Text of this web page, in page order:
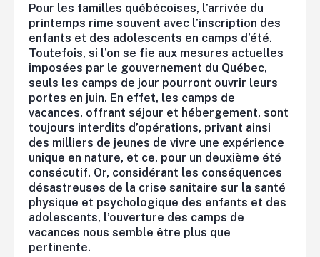
Pour les familles québécoises, l’arrivée du
printemps rime souvent avec l’inscription des
enfants et des adolescents en camps d’été.
Toutefois, si l’on se fie aux mesures actuelles
imposées par le gouvernement du Québec,
seuls les camps de jour pourront ouvrir leurs
portes en juin. En effet, les camps de
vacances, offrant séjour et hébergement, sont
toujours interdits d’opérations, privant ainsi
des milliers de jeunes de vivre une expérience
unique en nature, et ce, pour un deuxième été
consécutif. Or, considérant les conséquences
désastreuses de la crise sanitaire sur la santé
physique et psychologique des enfants et des
adolescents, l’ouverture des camps de
vacances nous semble être plus que
pertinente.